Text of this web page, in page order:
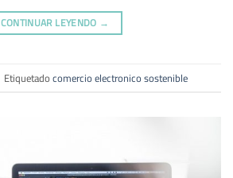
CONTINUAR LEYENDO →
Etiquetadocomercio electronico sostenible